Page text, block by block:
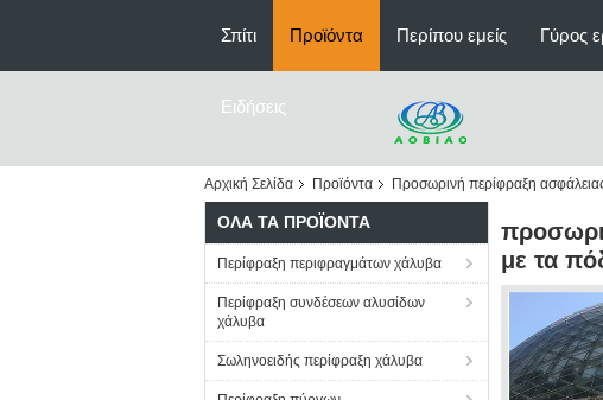
Σπίτι Προϊόντα Περίπου εμείς Γύρος
Ειδήσεις
Αρχική Σελίδα Προϊόντα Προσωρινή περίφραξη
ΌΛΑ ΤΑ ΠΡΟΪΌΝΤΑ
Περίφραξη περιφραγμάτων χάλυβα
Περίφραξη συνδέσεων αλυσίδων
χάλυβα
Σωληνοειδής περίφραξη χάλυβα
με τα